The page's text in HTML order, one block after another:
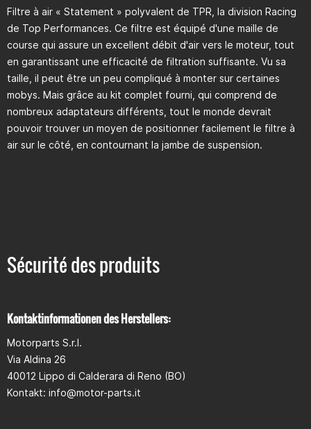
Filtre à air « Statement » polyvalent de TPR, la division Racing
de Top Performances. Ce filtre est équipé d'une maille de
course qui assure un excellent débit d'air vers le moteur, tout
en garantissant une efficacité de filtration suffisante. Vu sa
taille, il peut être un peu compliqué à monter sur certaines
mobys. Mais grâce au kit complet fourni, qui comprend de
nombreux adaptateurs différents, tout le monde devrait
pouvoir trouver un moyen de positionner facilement le filtre à
air sur le côté, en contournant la jambe de suspension.
Sécurité des produits
Kontaktinformationen des Herstellers:
Motorparts S.r.l.
Via Aldina 26
40012 Lippo di Calderara di Reno (BO)
Kontakt: info@motor-parts.it